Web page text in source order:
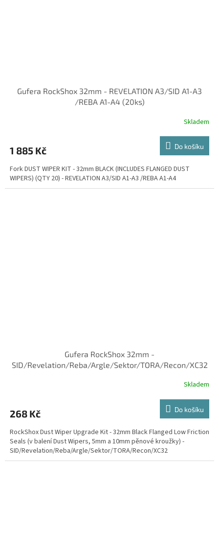
Gufera RockShox 32mm - REVELATION A3/SID A1-A3
/REBA A1-A4 (20ks)
Skladem
1 885 Kč Do košíku
Fork DUST WIPER KIT - 32mm BLACK (INCLUDES FLANGED DUST
WIPERS) (QTY 20) - REVELATION A3/SID A1-A3 /REBA A1-A4
Gufera RockShox 32mm -
SID/Revelation/Reba/Argle/Sektor/TORA/Recon/XC32
Skladem
268 Kč Do košíku
RockShox Dust Wiper Upgrade Kit - 32mm Black Flanged Low Friction
Seals (v balení Dust Wipers, 5mm a 10mm pěnové kroužky) -
SID/Revelation/Reba/Argle/Sektor/TORA/Recon/XC32